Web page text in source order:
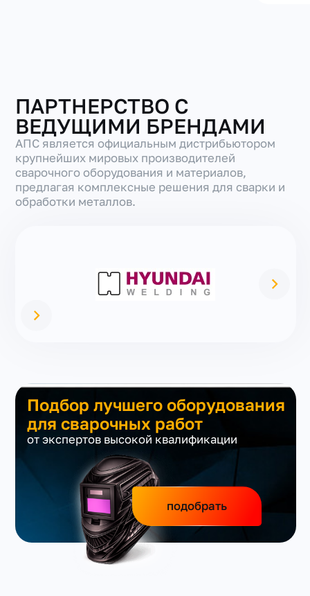
ПАРТНЕРСТВО С
ВЕДУЩИМИ БРЕНДАМИ
АПС является официальным дистрибьютором
крупнейших мировых производителей
сварочного оборудования и материалов,
предлагая комплексные решения для сварки и
обработки металлов.
Подбор лучшего оборудования
для сварочных работ
от экспертов высокой квалификации
подобрать